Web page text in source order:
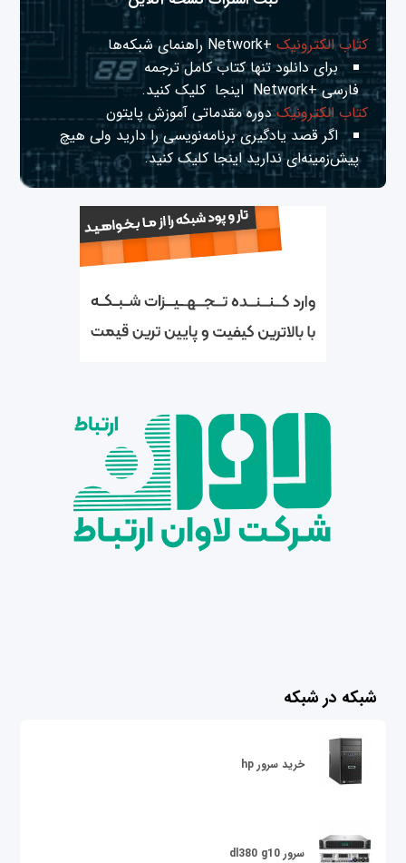
کتاب الکترونیک+Network راهنمای شبکه‌ها
برای دانلود تنها کتاب کامل ترجمه
فارسی +Network
اینجا کلیک کنید.
کتاب الکترونیکدوره مقدماتی آموزش پایتون
اگر قصد یادگیری برنامه‌نویسی را دارید ولی هیچ
پیش‌زمینه‌ای نداریداینجا کلیک کنید.
شبکه در شبکه
خرید سرور hp
سرور dl380 g10